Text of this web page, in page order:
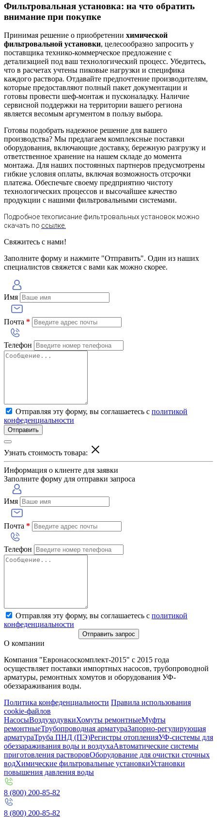
Фильтровальная установка: на что обратить
внимание при покупке
Принимая решение о приобретении химической
фильтровальной установки, целесообразно запросить у
поставщика технико-коммерческое предложение с
детализацией под ваш технологический процесс. Убедитесь,
что в расчетах учтены пиковые нагрузки и специфика
каждого раствора. Отдавайте предпочтение производителям,
которые предоставляют полный пакет документации и
готовы провести шеф-монтаж и пусконаладку. Наличие
сервисной поддержки на территории вашего региона
является весомым аргументом в пользу выбора.
Готовы подобрать надежное решение для вашего
производства? Мы предлагаем комплексные поставки
оборудования, включающие доставку, бережную разгрузку и
ответственное хранение на нашем складе до момента
монтажа. Для наших постоянных партнеров предусмотрены
гибкие условия оплаты, включая возможность отсрочки
платежа. Обеспечьте своему предприятию чистоту
технологических процессов и высочайшее качество
продукции с нашими фильтровальными системами.
Подробное техописание фильтровальных установок можно
скачать по ссылке.
Свяжитесь с нами!
Заполните форму и нажмите "Отправить". Один из наших
специалистов свяжется с вами как можно скорее.
Имя
Почта *
Телефон
Отправляя эту форму, вы соглашаетесь с политикой
конфеденциальности
Отправить
Узнать стоимость товара:
Информация о клиенте для заявки
Заполните форму для отправки запроса
Имя
Почта *
Телефон
Отправляя эту форму, вы соглашаетесь с политикой
конфеденциальности
Отправить запрос
О компании
Компания "Евронасоскомплект-2015" с 2015 года
осуществляет поставки импортных насосов, трубопроводной
арматуры, ремонтных хомутов и оборудования УФ-
обеззараживания воды.
Политика конфеденциальности Правила использования
cookie-файлов
НасосыВоздуходувкиХомуты ремонтныеМуфты
ремонтныеТрубопроводная арматураЗапорно-регулирующая
арматураТруба ПНД (ПЭ)Регистры отопленияУФ-системы для
обеззараживания воды и воздухаАвтоматические системы
приготовления растворовОборудование для очистки сточных
водХимические фильтровальные установкиУстановки
повышения давления воды
8 (800) 200-85-82
8 (800) 200-85-82